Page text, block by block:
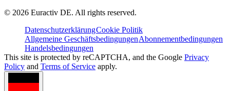
© 2026 Euractiv DE. All rights reserved.
DatenschutzerklärungCookie Politik
Allgemeine GeschäftsbedingungenAbonnementbedingungen
Handelsbedingungen
This site is protected by reCAPTCHA, and the Google Privacy
Policy and Terms of Service apply.